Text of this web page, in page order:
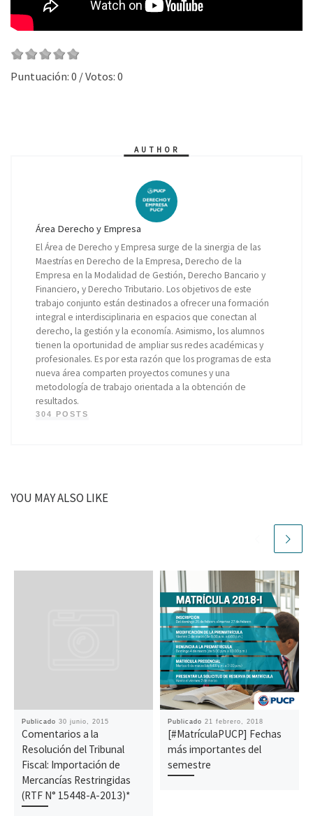
Puntuación: 0 / Votos: 0
AUTHOR
Área Derecho y Empresa
El Área de Derecho y Empresa surge de la sinergia de las
Maestrías en Derecho de la Empresa, Derecho de la
Empresa en la Modalidad de Gestión, Derecho Bancario y
Financiero, y Derecho Tributario. Los objetivos de este
trabajo conjunto están destinados a ofrecer una formación
integral e interdisciplinaria en espacios que conectan al
derecho, la gestión y la economía. Asimismo, los alumnos
tienen la oportunidad de ampliar sus redes académicas y
profesionales. Es por esta razón que los programas de esta
nueva área comparten proyectos comunes y una
metodología de trabajo orientada a la obtención de
resultados.
304 POSTS
YOU MAY ALSO LIKE
Publicado 30 junio, 2015
Comentarios a la
Resolución del Tribunal
Fiscal: Importación de
Mercancías Restringidas
(RTF N° 15448-A-2013)*
Publicado 21 febrero, 2018
[#MatrículaPUCP] Fechas
más importantes del
semestre